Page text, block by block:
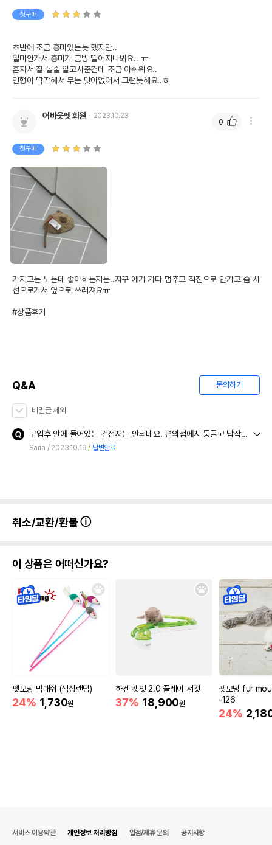
첫구매
초반에 조금 흥미있는듯 했지만..
얼마안가서 흥미가 금방 떨어지나봐요.. ㅠ
혼자서 잘 놀줄 알고사준건데 조금 아쉬워요..
인형이 딱딱해서 무는 맛이없어서 그런듯해요..ㅎ
어바웃펫 회원 2023.10.23
첫구매
가지고는 노는데 좋아하는지는..자꾸 애가 가다 멈추고 직진으로 안가고 좀 사
선으로가서 옆으로 쓰러져요ㅠ
#상품후기
0
Q&A 문의하기
비밀글 제외
구입후 안에 들어있는 건전지는 안되네요. 편의점에서 둥글고 납작한 리튬 건전지를 샀는데요. 크기가 안맞네요. 어떤 건전지를 구입해야 하나요?
Saria 2023.10.19 답변완료
취소/교환/환불
이 상품은 어떠신가요?
펫모닝 막대쥐 (색상랜덤)
24% 1,730원
하겐 캣잇 2.0 플레이 서킷
37% 18,900원
펫모닝 fur
-126
24%
서비스 이용약관 개인정보 처리방침 입점/제휴 문의 공지사항